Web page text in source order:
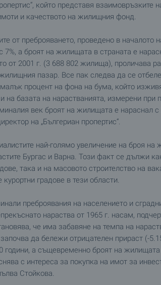
който представя взаимовръзките
и качеството на жилищния фонд.
от преброяването, проведено в началото
7%, а броят на жилищата в страната е
от 2001 г. (3 688 802 жилища), проличава
пазар. Все пак следва да се
процент на фона на бума, който
на базата на нарастванията, измерени
век броят на жилищата е нараснал
на „Бългериан пропертис“.
най-голямо увеличение на броя
Бургас и Варна. Този факт се дължи
така и на масовото строителство на
градове в тези области.
преброявания на населението и
нараства от 1965 г. насам,
че има забавяне на темпа на
да бележи отрицателен прираст (-
години, а същевременно броят на
с интереса за покупка на имот за
Стойкова.